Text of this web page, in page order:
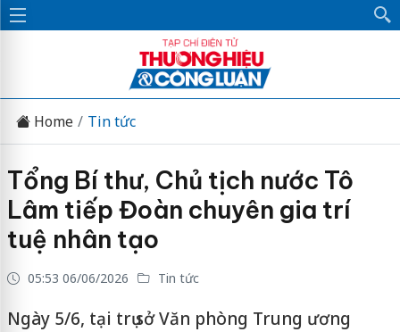
Home Tin tức
Tổng Bí thư, Chủ tịch nước Tô
Lâm tiếp Đoàn chuyên gia trí
tuệ nhân tạo
05:53 06/06/2026 Tin tức
Ngày 5/6, tại trụ sở Văn phòng Trung ương